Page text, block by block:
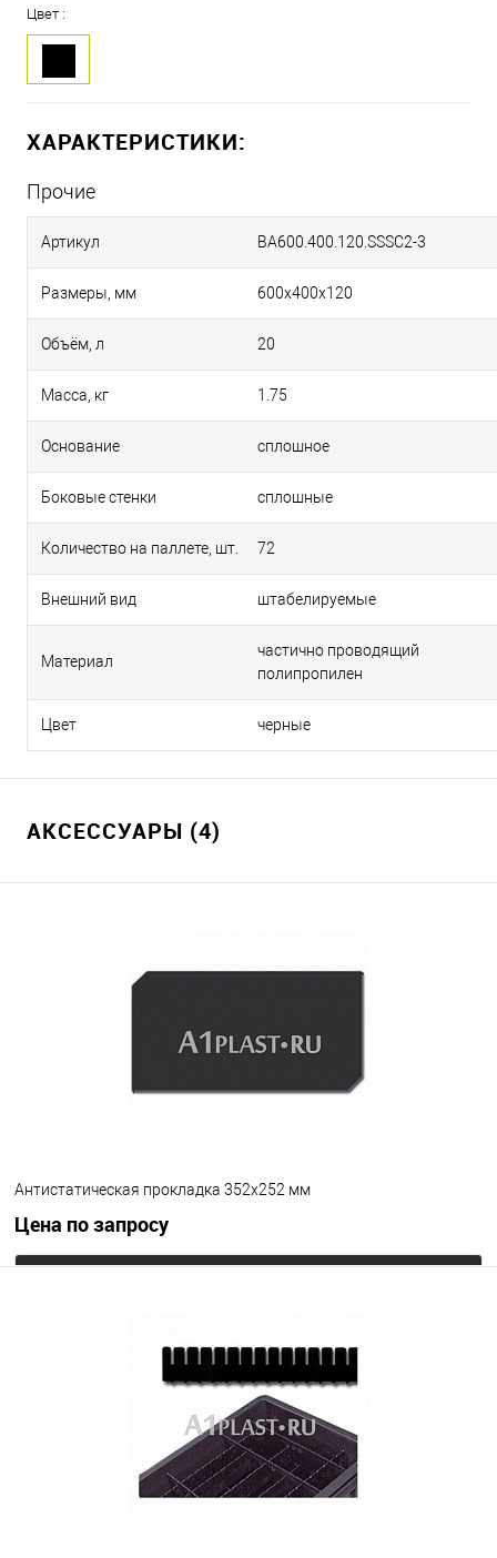
Цвет :
ХАРАКТЕРИСТИКИ:
Прочие
Артикул BA600.400.120.SSSC2-3
Размеры, мм 600х400х120
Объём, л 20
Масса, кг 1.75
Основание сплошное
Боковые стенки сплошные
Количество на паллете, шт. 72
Внешний вид штабелируемые
Материал
частично проводящий
полипропилен
Цвет черные
АКСЕССУАРЫ (4)
Антистатическая прокладка 352х252 мм
Цена по запросу
Под заказ